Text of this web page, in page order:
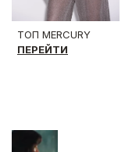
ТОП MERCURY
ПЕРЕЙТИ